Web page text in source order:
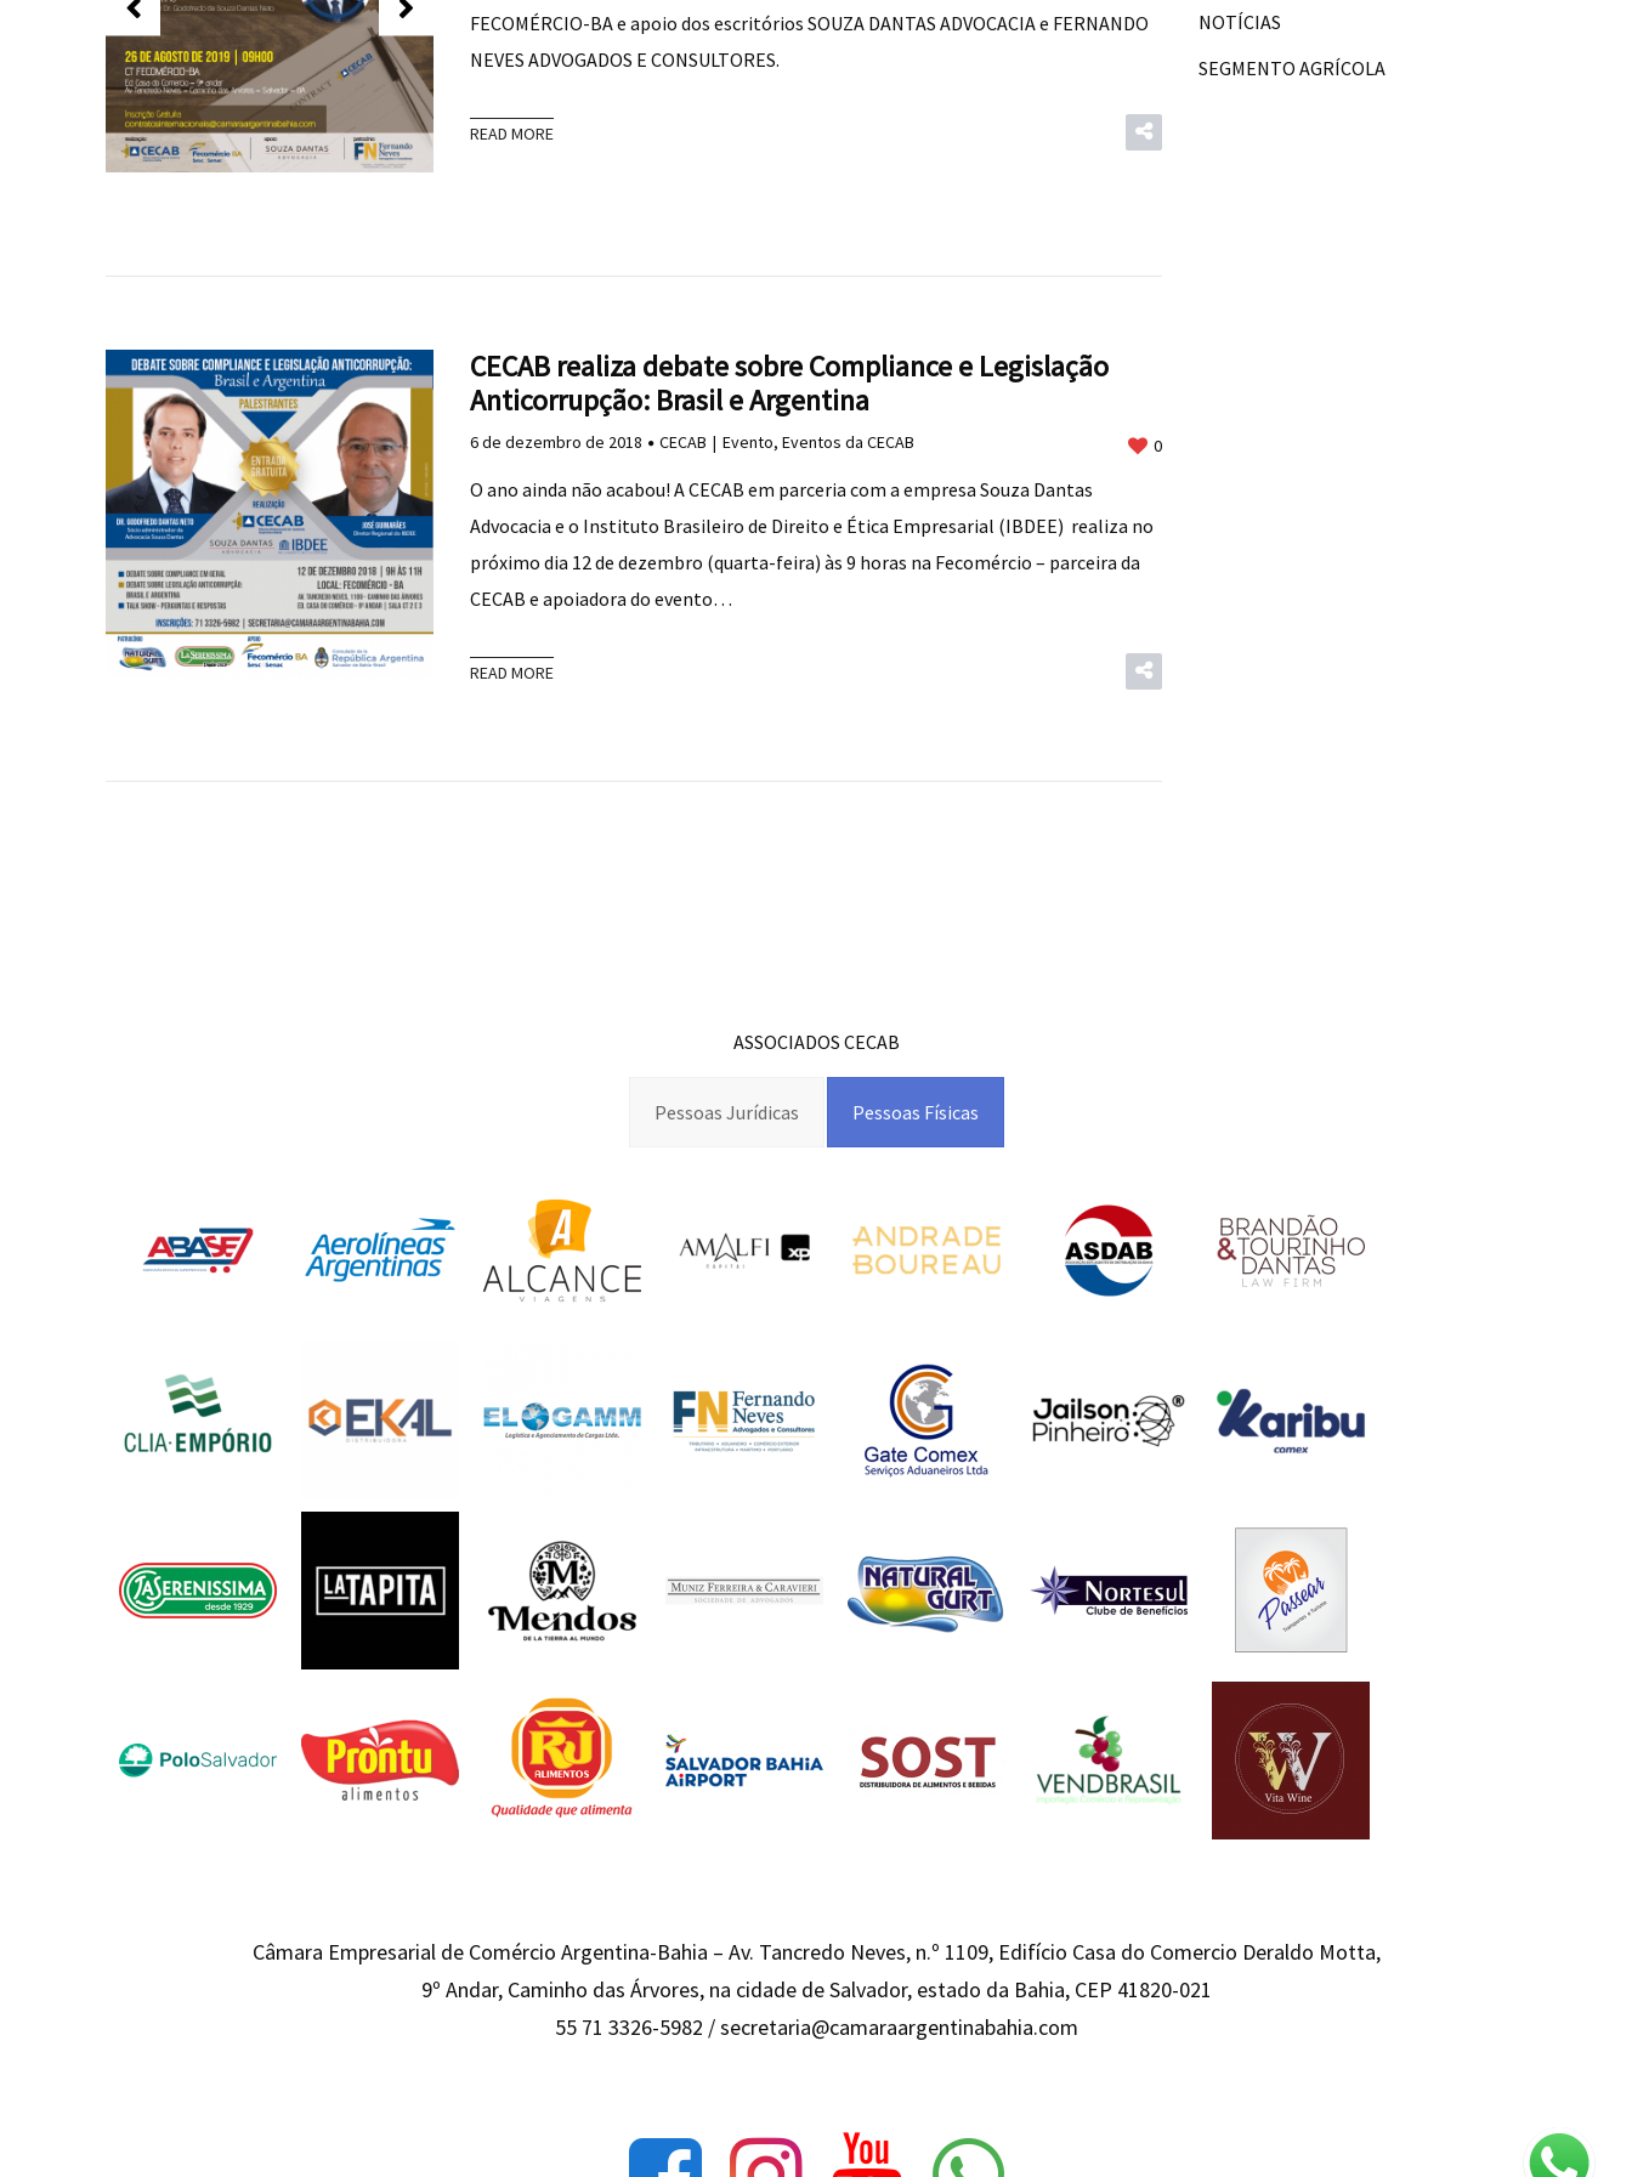
FECOMÉRCIO-BA e apoio dos escritórios SOUZA DANTAS ADVOCACIA e FERNANDO
NEVES ADVOGADOS E CONSULTORES.
READ MORE
CECAB realiza debate sobre Compliance e Legislação
Anticorrupção: Brasil e Argentina
6 de dezembro de 2018 CECAB Evento, Eventos da CECAB 0
O ano ainda não acabou! A CECAB em parceria com a empresa Souza Dantas
Advocacia e o Instituto Brasileiro de Direito e Ética Empresarial (IBDEE) realiza no
próximo dia 12 de dezembro (quarta-feira) às 9 horas na Fecomércio – parceira da
CECAB e apoiadora do evento…
READ MORE
NOTÍCIAS
SEGMENTO AGRÍCOLA
ASSOCIADOS CECAB
Pessoas Jurídicas Pessoas Físicas
Câmara Empresarial de Comércio Argentina-Bahia – Av. Tancredo Neves, n.º 1109, Edifício Casa do Comercio Deraldo Motta,
9º Andar, Caminho das Árvores, na cidade de Salvador, estado da Bahia, CEP 41820-021
55 71 3326-5982 /secretaria@camaraargentinabahia.com